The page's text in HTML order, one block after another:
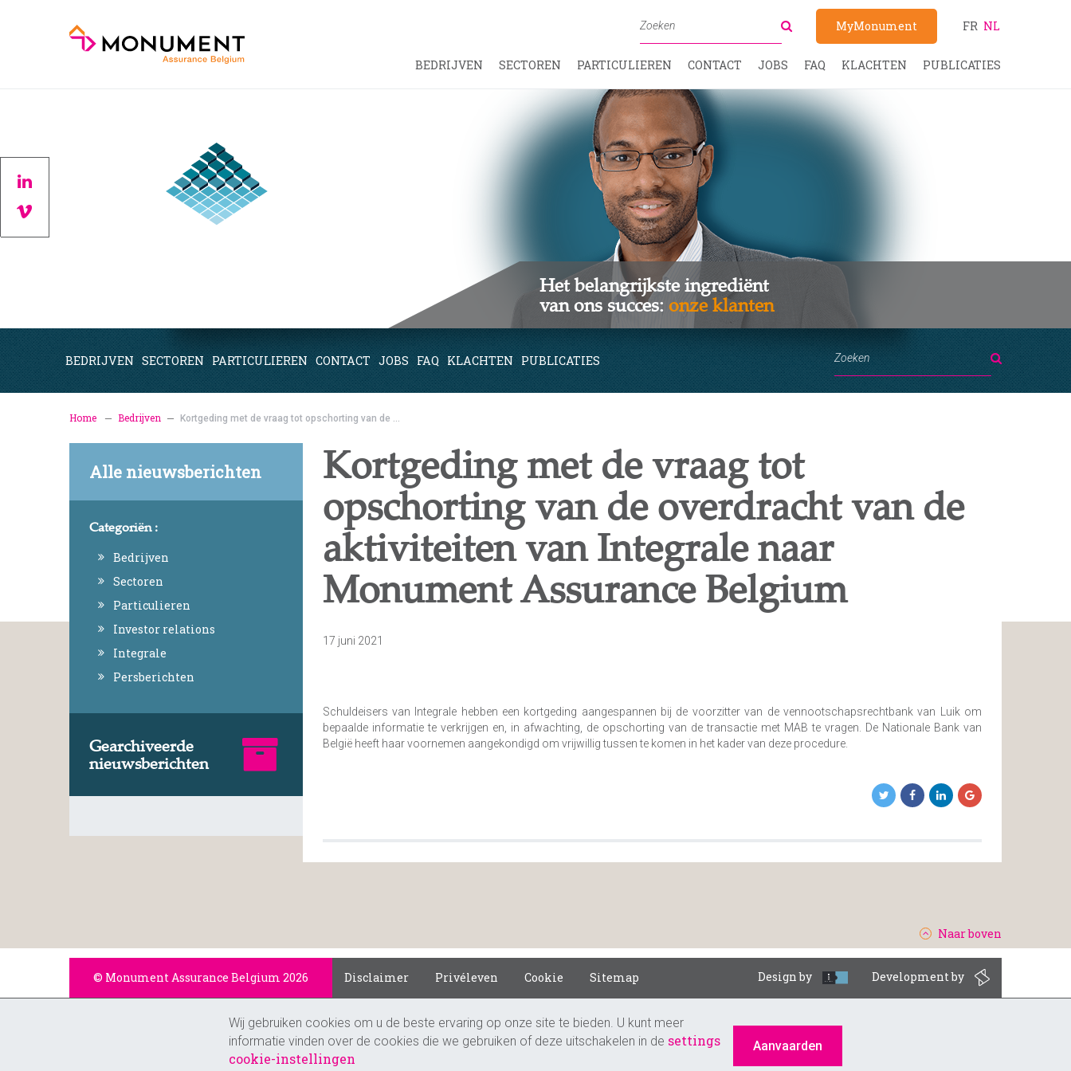
MyMonument FR NL
BEDRIJVEN SECTOREN PARTICULIEREN CONTACT JOBS FAQ KLACHTEN PUBLICATIES
Het belangrijkste ingrediënt
van ons succes: onze klanten
BEDRIJVEN SECTOREN PARTICULIEREN CONTACT JOBS FAQ KLACHTEN PUBLICATIES
Home Bedrijven Kortgeding met de vraag tot opschorting van de ...
Kortgeding met de vraag tot
opschorting van de overdracht van de
aktiviteiten van Integrale naar
Monument Assurance Belgium
17 juni 2021
Schuldeisers van Integrale hebben een kortgeding aangespannen bij de voorzitter van de vennootschapsrechtbank van Luik om
bepaalde informatie te verkrijgen en, in afwachting, de opschorting van de transactie met MAB te vragen. De Nationale Bank van
België heeft haar voornemen aangekondigd om vrijwillig tussen te komen in het kader van deze procedure.
Alle nieuwsberichten
Categoriën :
Bedrijven
Sectoren
Particulieren
Investor relations
Integrale
Persberichten
Gearchiveerde
nieuwsberichten
Naar boven
© Monument Assurance Belgium 2026 Disclaimer Privéleven Cookie Sitemap Development by
Design by
Wij gebruiken cookies om u de beste ervaring op onze site te bieden. U kunt meer
informatie vinden over de cookies die we gebruiken of deze uitschakelen in de settings
cookie-instellingen
Aanvaarden